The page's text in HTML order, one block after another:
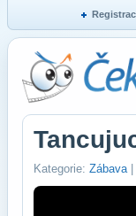
Kategorie: Zábava